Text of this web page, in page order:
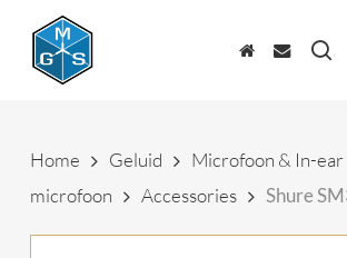
content
Home Geluid Microfoon & In-ear
microfoon
Accessories Shure